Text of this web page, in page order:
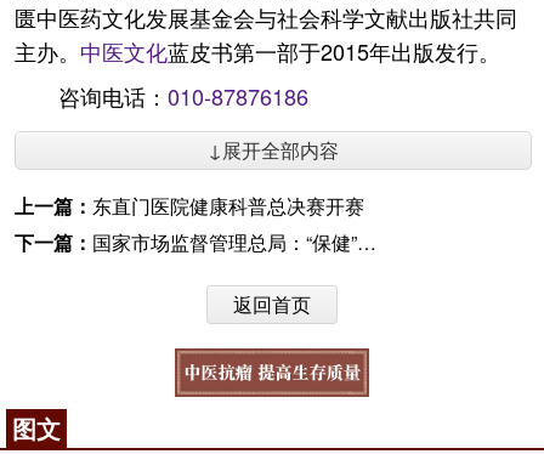
匮中医药文化发展基金会与社会科学文献出版社共同
主办。 中医文化蓝皮书第一部于2015年出版发行。
咨询电话： 010-87876186
↓展开全部内容
上一篇： 东直门医院健康科普总决赛开赛
下一篇： 国家市场监督管理总局：“保健”市场乱象全国共立案6535件
返回首页
图文